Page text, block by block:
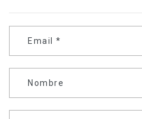
Email *
Nombre